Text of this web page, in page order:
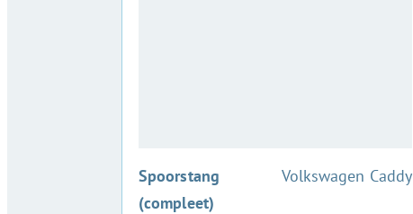
Spoorstang
(compleet)
:Volkswagen Caddy